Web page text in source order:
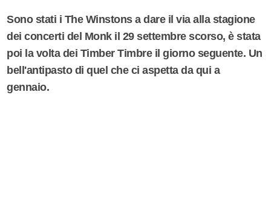
Sono stati i The Winstonsa dare il via alla stagione
dei concerti del Monk il 29 settembre scorso, è stata
poi la volta dei Timber Timbreil giorno seguente. Un
bell'antipasto di quel che ci aspetta da qui a
gennaio.